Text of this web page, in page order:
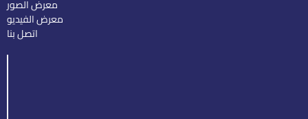
معرض الصور
معرض الفيديو
اتصل بنا